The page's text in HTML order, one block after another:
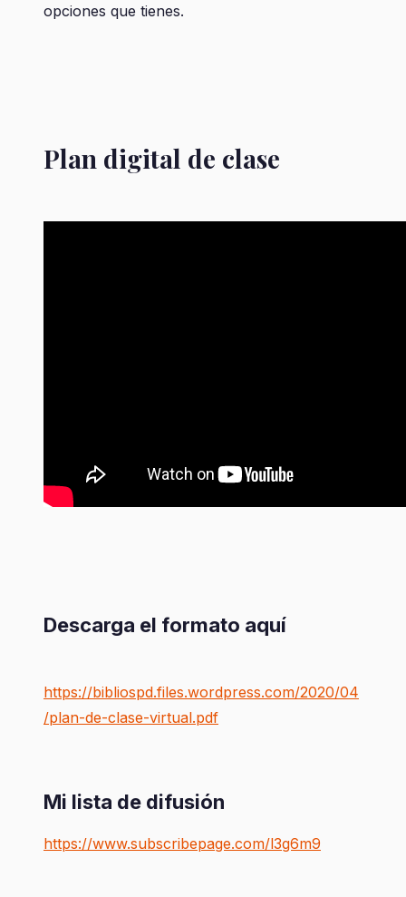
opciones que tienes.
Plan digital de clase
Descarga el formato aquí
https://bibliospd.files.wordpress.com/2020/04
/plan-de-clase-virtual.pdf
Mi lista de difusión
https://www.subscribepage.com/l3g6m9